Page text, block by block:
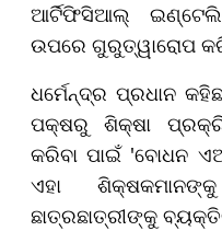
ଆର୍ଟିଫିସିଆଲ୍
ଉପରେ ଗୁରୁତ୍ୱାରୋପ
ଧର୍ମେନ୍ଦ୍ର ପ୍ରଧାନ
ପକ୍ଷରୁ ଶିକ୍ଷା
କରିବା ପାଇଁ 'ବୋଧନ
ଏହା
ଛାତ୍ରଛାତ୍ରୀଙ୍କୁ